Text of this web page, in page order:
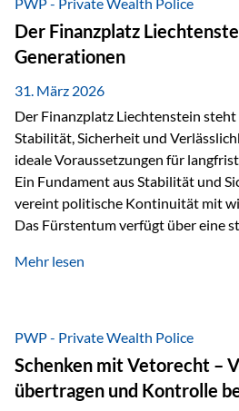
heißt das:Diese Gelder gehören im
allgemeinen Konkursmasse,
zur Erfüllung…
Der Finanzplatz
Generationen
31. März 2026
Der Finanzplatz Liechtenstein
Stabilität, Sicherheit und
ideale Voraussetzungen für
Ein Fundament aus Stabilität und
vereint politische Kontinuität mit
Das Fürstentum verfügt über eine
monarchischen Elementen basiert.
und Unternehmen. Ein wesentliches
Staatsfinanzierung: Liechtenstein
Staatsschulden auf, und der Schutz
Interessen der Bevölkerung ist in
Mehr lesen
PWP - Private Wealth Police
Schenken mit Vetorecht –
übertragen und Kontrolle